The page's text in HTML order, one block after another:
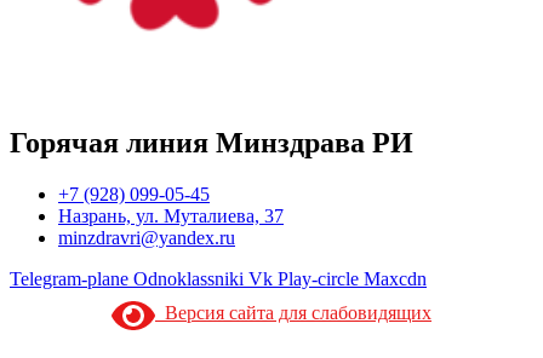
Горячая линия Минздрава РИ
+7 (928) 099-05-45
Назрань, ул. Муталиева, 37
minzdravri@yandex.ru
Telegram-plane Odnoklassniki Vk Play-circle Maxcdn
Версия сайта для слабовидящих